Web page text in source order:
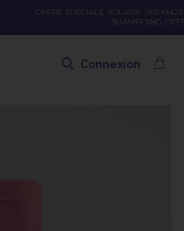
HYDRATANT + SPRAY + SHAMPOING =
Connexion